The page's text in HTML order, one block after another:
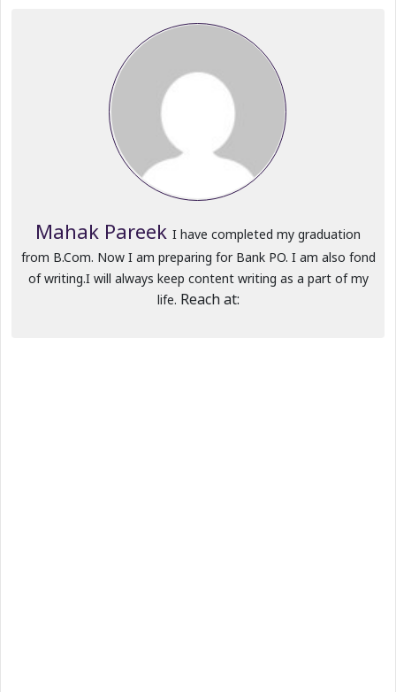
Mahak Pareek I have completed my graduation
from B.Com. Now I am preparing for Bank PO. I am also fond
of writing.I will always keep content writing as a part of my
life. Reach at: